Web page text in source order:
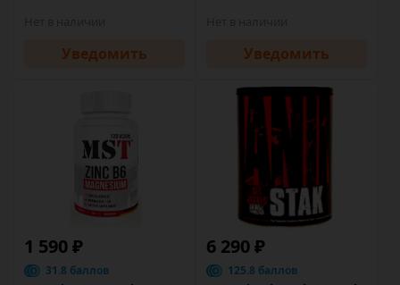
Уведомить Уведомить
1 590 ₽
31.8 баллов
6 290 ₽
125.8 баллов